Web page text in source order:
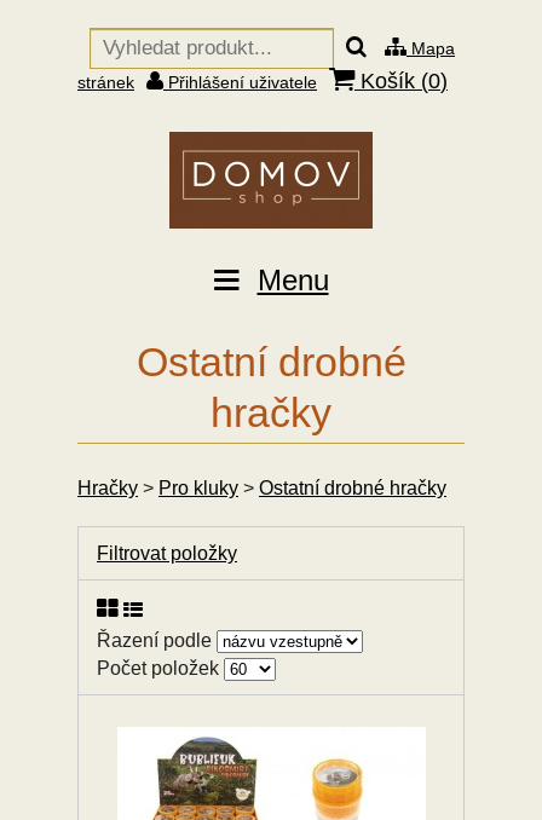
Mapa
stránek
Přihlášení uživatele Košík (0)
Menu
Ostatní drobné
hračky
Hračky > Pro kluky > Ostatní drobné hračky
Filtrovat položky
Řazení podle
Počet položek